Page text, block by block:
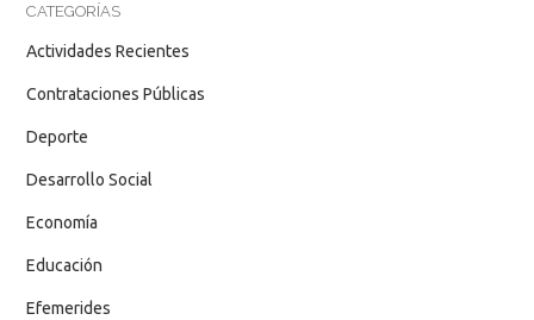
CATEGORÍAS
Actividades Recientes
Contrataciones Públicas
Deporte
Desarrollo Social
Economía
Educación
Efemerides